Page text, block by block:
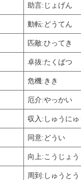
助言:じょげん
動転:どうてん
匹敵:ひってき
卓抜:たくばつ
危機:きき
厄介:やっかい
収入:しゅうにゅ
同意:どうい
向上:こうじょう
周到:しゅうとう